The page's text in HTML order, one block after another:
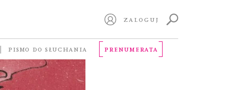
ZALOGUJ
PISMO DO SŁUCHANIA PRENUMERATA